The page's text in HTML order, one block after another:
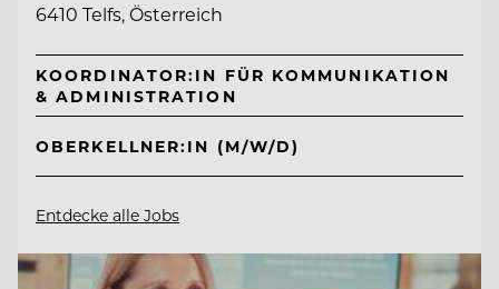
6410 Telfs, Österreich
KOORDINATOR:IN FÜR KOMMUNIKATION
& ADMINISTRATION
OBERKELLNER:IN (M/W/D)
Entdecke alle Jobs